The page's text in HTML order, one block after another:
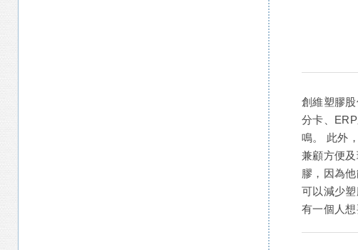
創維塑膠
分卡、
鳴。 此外
兼顧方便
膠，因為
可以減少
有一個人想